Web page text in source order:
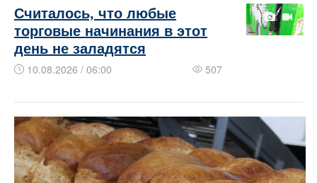
​​​​Считалось, что любые
торговые начинания в этот
день не заладятся
10.08.2026 / 06:00 507